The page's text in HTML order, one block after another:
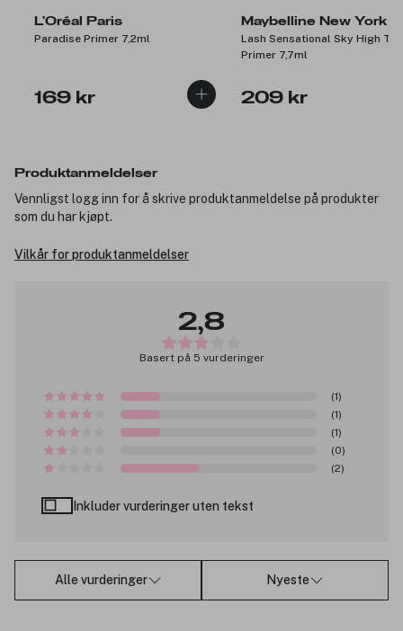
L'Oréal Paris
Paradise Primer 7,2ml
169 kr
Maybelline New York
Lash Sensational Sky High
Primer 7,7ml
209 kr
Produktanmeldelser
Vennligst logg inn for å skrive produktanmeldelse på produkter
som du har kjøpt.
Vilkår for produktanmeldelser
2,8
Basert på 5 vurderinger
(1)
(1)
(1)
(0)
(2)
Inkluder vurderinger uten tekst
Alle vurderinger Nyeste